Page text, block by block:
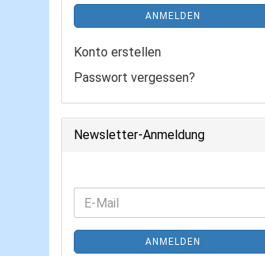
ANMELDEN
Konto erstellen
Passwort vergessen?
Newsletter-Anmeldung
WEITER
ZUR
NEWSLETTER-
ANMELDUNG
E-
Mail
ANMELDEN